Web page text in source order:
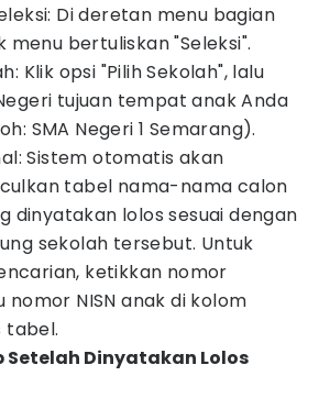
Di deretan menu bagian
menu bertuliskan "Seleksi".
Klik opsi "Pilih Sekolah", lalu
tujuan tempat anak Anda
SMA Negeri 1 Semarang).
Sistem otomatis akan
tabel nama-nama calon
dinyatakan lolos sesuai dengan
sekolah tersebut. Untuk
ketikkan nomor
NISN anak di kolom
tabel.
Setelah Dinyatakan Lolos